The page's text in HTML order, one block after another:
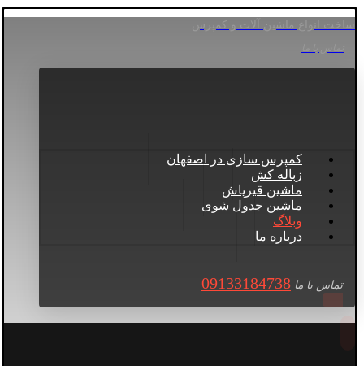
ساخت انواع ماشین آلات و کمپرس
کمپرس سازی در اصفهان
زباله کش
ماشین قیرپاش
ماشین جدول شوی
وبلاگ
درباره ما
تماس با ما 09133184738